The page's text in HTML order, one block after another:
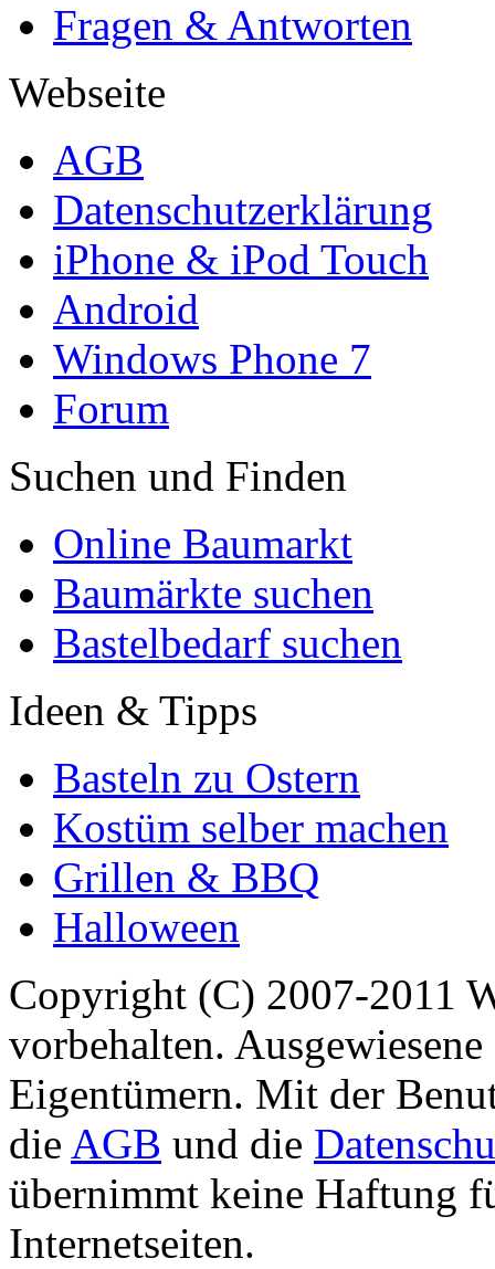
Fragen & Antworten
Webseite
AGB
Datenschutzerklärung
iPhone & iPod Touch
Android
Windows Phone 7
Forum
Suchen und Finden
Online Baumarkt
Baumärkte suchen
Bastelbedarf suchen
Ideen & Tipps
Basteln zu Ostern
Kostüm selber machen
Grillen & BBQ
Halloween
Copyright (C) 2007-2011
vorbehalten.
Eigentümern. Mit der
die AGB und die
übernimmt keine Haftung
Internetseiten.